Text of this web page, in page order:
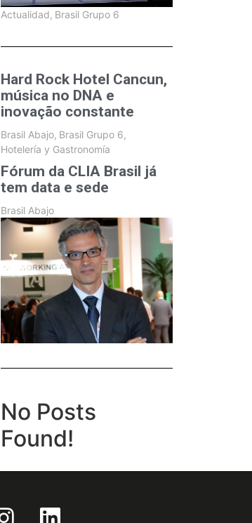
Actualidad, Brasil Grupo 6
Hard Rock Hotel Cancun,
música no DNA e
inovação constante
Brasil Abajo, Brasil Grupo 6,
Hotelería y Gastronomía
Fórum da CLIA Brasil já
tem data e sede
Brasil Abajo
No Posts
Found!